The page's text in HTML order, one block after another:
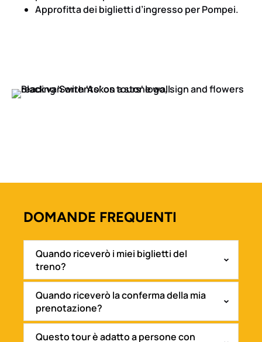
Approfitta dei biglietti d’ingresso per Pompei.
DOMANDE FREQUENTI
new
Quando riceverò i miei biglietti del
treno?
Quando riceverò la conferma della mia
prenotazione?
Questo tour è adatto a persone con